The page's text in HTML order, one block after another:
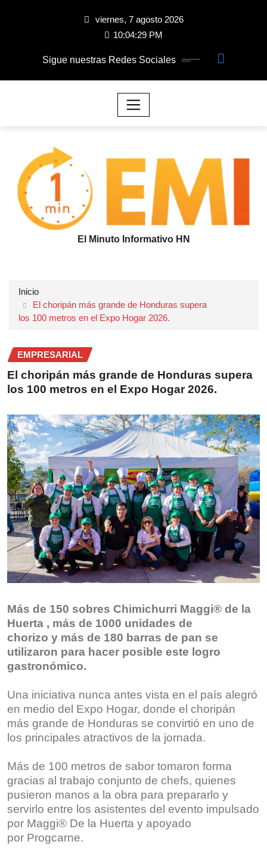
viernes, 7 agosto 2026
10:04:31 PM
Sigue nuestras Redes Sociales
El Minuto Informativo HN
Inicio
El choripán más grande de Honduras supera
los 100 metros en el Expo Hogar 2026.
EMPRESARIAL
El choripán más grande de Honduras supera
los 100 metros en el Expo Hogar 2026.
Más de 150 sobres Chimichurri Maggi® de la
Huerta , más de 1000 unidades de
chorizo y más de 180 barras de pan se
utilizaron para hacer posible este logro
gastronómico.
Una iniciativa nunca antes vista en el país alegró
en medio del Expo Hogar, donde el choripán
más grande de Honduras se convirtió en uno de
los principales atractivos de la jornada.
Más de 100 metros de sabor tomaron forma
gracias al trabajo conjunto de chefs, quienes
pusieron manos a la obra para prepararlo y
servirlo entre los asistentes del evento impulsado
por Maggi® De la Huerta y apoyado
por Progcarne.